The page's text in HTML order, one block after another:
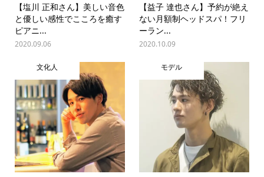
【塩川 正和さん】美しい音色
と優しい感性でこころを癒す
ピアニ...
2020.09.06
【益子 達也さん】予約が絶え
ない月額制ヘッドスパ！フリ
ーラン...
2020.10.09
文化人 モデル